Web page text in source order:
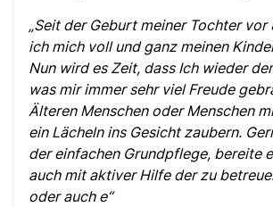
Seit der Geburt meiner Tochter vor
ich mich voll und ganz meinen
Nun wird es Zeit, dass Ich wieder
was mir immer sehr viel Freude
Älteren Menschen oder Menschen
ein Lächeln ins Gesicht zaubern.
der einfachen Grundpflege, bereite
auch mit aktiver Hilfe der zu
oder auch e